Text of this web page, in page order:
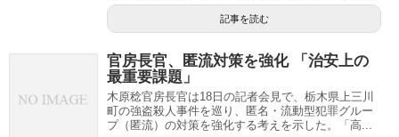
記事を読む
官房長官、匿流対策を強化 「治安上の
最重要課題」
木原稔官房長官は18日の記者会見で、栃木県上三川
町の強盗殺人事件を巡り、匿名・流動型犯罪グルー
プ（匿流）の対策を強化する考えを示した。「高...